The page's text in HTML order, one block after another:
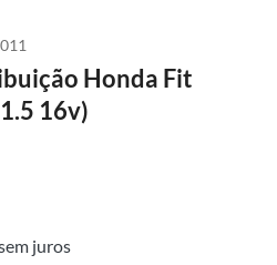
Honda Fit
16v)
juros